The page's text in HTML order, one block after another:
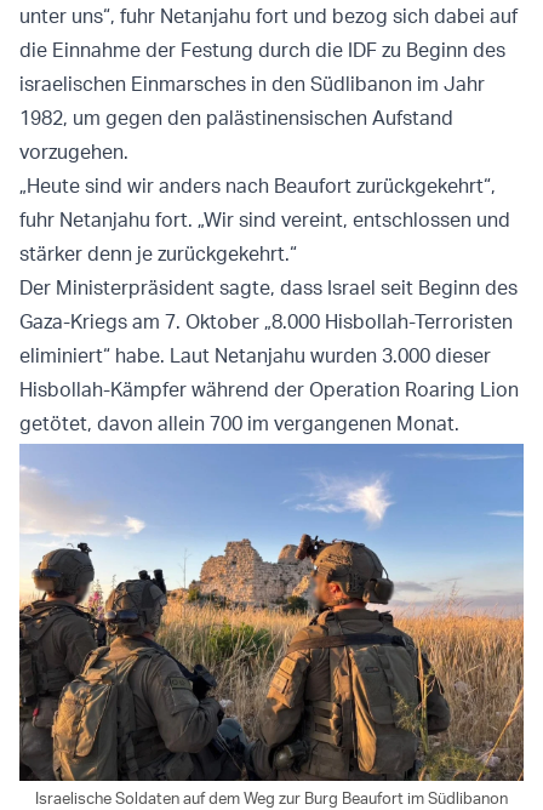
unter uns“, fuhr Netanjahu fort und bezog sich dabei auf
die Einnahme der Festung durch die IDF zu Beginn des
israelischen Einmarsches in den Südlibanon im Jahr
1982, um gegen den palästinensischen Aufstand
vorzugehen.
„Heute sind wir anders nach Beaufort zurückgekehrt“,
fuhr Netanjahu fort. „Wir sind vereint, entschlossen und
stärker denn je zurückgekehrt.“
Der Ministerpräsident sagte, dass Israel seit Beginn des
Gaza-Kriegs am 7. Oktober „8.000 Hisbollah-Terroristen
eliminiert“ habe. Laut Netanjahu wurden 3.000 dieser
Hisbollah-Kämpfer während der Operation Roaring Lion
getötet, davon allein 700 im vergangenen Monat.
Israelische Soldaten auf dem Weg zur Burg Beaufort im Südlibanon